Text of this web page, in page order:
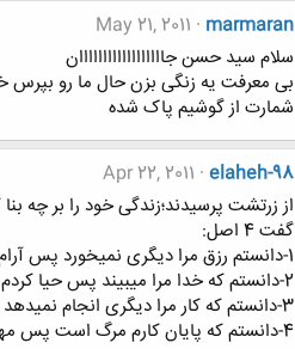
marmaran
May 21, 2011
سلام سید حسن جاااااااااااااااااان
بی معرفت یه زنگی بزن حال ما رو
شمارت از گوشیم پاک شده
elaheh-98
Apr 22, 2011
از زرتشت پرسیدند؛زندگی خود را بر چه
گفت 4 اصل:
1-دانستم رزق مرا دیگری نمیخورد پس آرام شدم
2-دانستم که خدا مرا میبیند پس حیا کردم
3-دانستم که کار مرا دیگری انجام نمیدهد پس تلاش کردم
4-دانستم که پایان کارم مرگ است پس مهیا شدم.